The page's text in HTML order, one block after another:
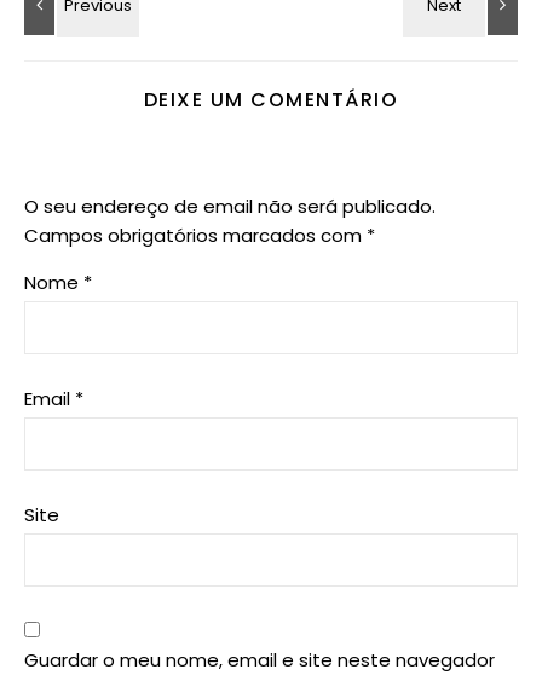
DEIXE UM COMENTÁRIO
O seu endereço de email não será publicado.
Campos obrigatórios marcados com *
Nome *
Email *
Site
Guardar o meu nome, email e site neste navegador